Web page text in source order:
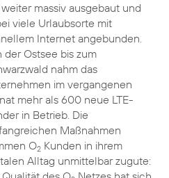
massiv ausgebaut und
viele Urlaubsorte mit
Internet angebunden.
der Ostsee bis zum
nahm das
im vergangenen
mehr als 600 neue LTE-
in Betrieb. Die
Maßnahmen
O2Kunden in ihrem
Alltag unmittelbar zugute: